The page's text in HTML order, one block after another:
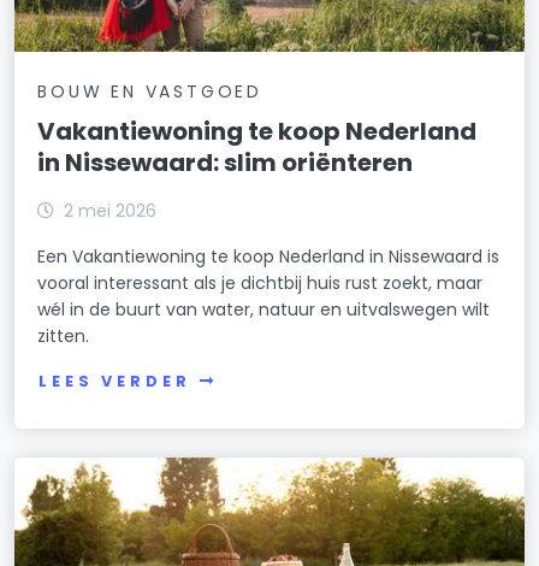
BOUW EN VASTGOED
Vakantiewoning te koop Nederland
in Nissewaard: slim oriënteren
2 mei 2026
Een Vakantiewoning te koop Nederland in Nissewaard is
vooral interessant als je dichtbij huis rust zoekt, maar
wél in de buurt van water, natuur en uitvalswegen wilt
zitten.
LEES VERDER